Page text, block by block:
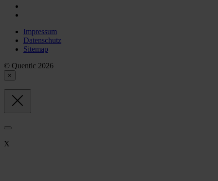
Impressum
Datenschutz
Sitemap
© Quentic 2026
×
X